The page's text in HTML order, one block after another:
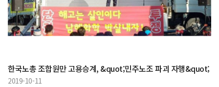
한국노총 조합원만 고용승계, &quot;민주노조 파괴 자행&quot;
2019-10-11